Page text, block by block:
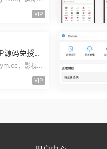
源码
的安装使用手
VIP
源码免授权
TV端手机
，影视源
自带简单的安
VIP